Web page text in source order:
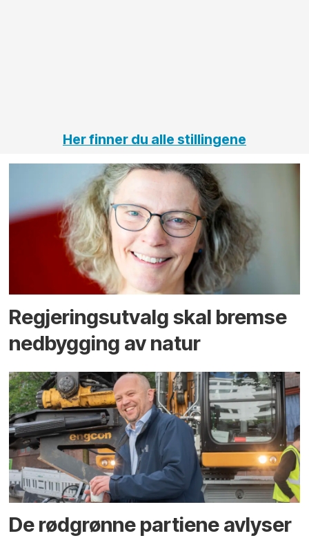
Her finner du alle stillingene
Regjerings­utvalg skal bremse
ned­bygging av natur
De rødgrønne partiene avlyser